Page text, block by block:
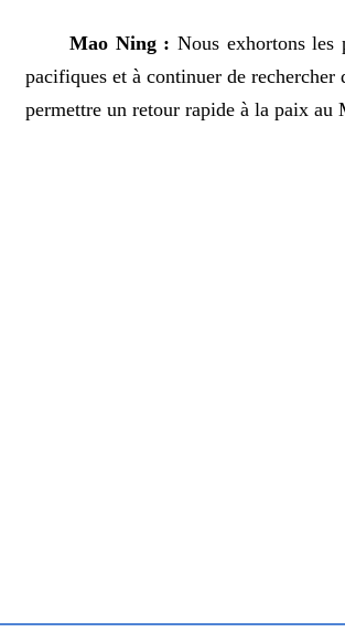
Mao Ning : Nous exhortons les
pacifiques et à continuer de
permettre un retour rapide à la paix